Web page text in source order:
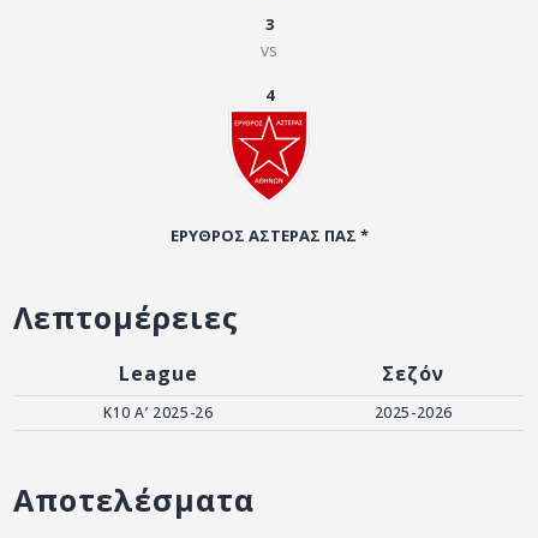
3
vs
4
ΕΡΥΘΡΟΣ ΑΣΤΕΡΑΣ ΠΑΣ *
Λεπτομέρειες
League Σεζόν
Κ10 Α’ 2025-26 2025-2026
Αποτελέσματα